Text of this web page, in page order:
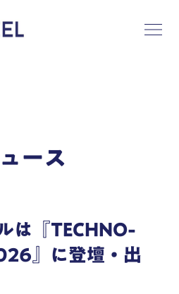
ース
は『TECHNO-
』に登壇・出